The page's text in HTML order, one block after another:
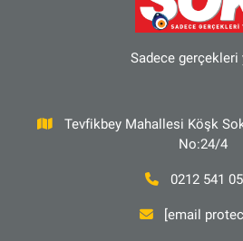
Sadece gerçekleri
Tevfikbey Mahallesi Köşk
No:24/4
0212 541
[email